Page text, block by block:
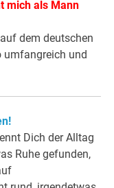
mich als Mann
dem deutschen
umfangreich und
Dich der Alltag
Ruhe gefunden,